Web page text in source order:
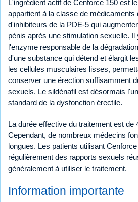
L'ingrédient actif de Cenforce 150 est
appartient à la classe de médicaments
d'inhibiteurs de la PDE-5 qui
pénis après une stimulation sexuelle. Il
l'enzyme responsable de la
d'une substance qui détend et élargit
les cellules musculaires lisses,
conserver une érection suffisamment
sexuels. Le sildénafil est désormais
standard de la dysfonction érectile.
La durée effective du traitement est de
Cependant, de nombreux médecins
longues. Les patients utilisant
régulièrement des rapports sexuels
généralement à utiliser le traitement.
Information importante